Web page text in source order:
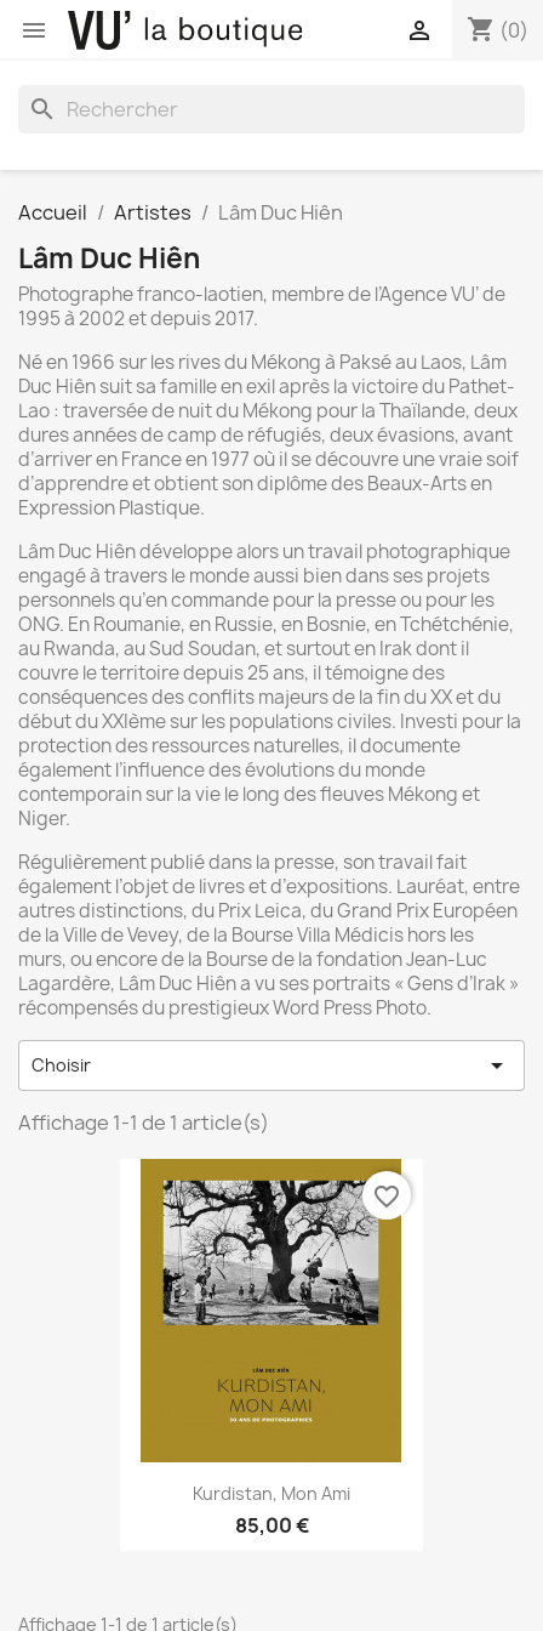
 shopping_cart (0)

search
Accueil Artistes Lâm Duc Hiên
Lâm Duc Hiên
Photographe franco-laotien, membre de l’Agence VU’ de
1995 à 2002 et depuis 2017.
Né en 1966 sur les rives du Mékong à Paksé au Laos, Lâm
Duc Hiên suit sa famille en exil après la victoire du Pathet-
Lao : traversée de nuit du Mékong pour la Thaïlande, deux
dures années de camp de réfugiés, deux évasions, avant
d’arriver en France en 1977 où il se découvre une vraie soif
d’apprendre et obtient son diplôme des Beaux-Arts en
Expression Plastique.
Lâm Duc Hiên développe alors un travail photographique
engagé à travers le monde aussi bien dans ses projets
personnels qu’en commande pour la presse ou pour les
ONG. En Roumanie, en Russie, en Bosnie, en Tchétchénie,
au Rwanda, au Sud Soudan, et surtout en Irak dont il
couvre le territoire depuis 25 ans, il témoigne des
conséquences des conflits majeurs de la fin du XX et du
début du XXIème sur les populations civiles. Investi pour la
protection des ressources naturelles, il documente
également l’influence des évolutions du monde
contemporain sur la vie le long des fleuves Mékong et
Niger.
Régulièrement publié dans la presse, son travail fait
également l’objet de livres et d’expositions. Lauréat, entre
autres distinctions, du Prix Leica, du Grand Prix Européen
de la Ville de Vevey, de la Bourse Villa Médicis hors les
murs, ou encore de la Bourse de la fondation Jean-Luc
Lagardère, Lâm Duc Hiên a vu ses portraits « Gens d’Irak »
récompensés du prestigieux Word Press Photo.
Choisir 
Affichage 1-1 de 1 article(s)
Kurdistan, Mon Ami
85,00 €
favorite_border
Affichage 1-1 de 1 article(s)